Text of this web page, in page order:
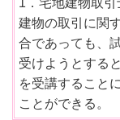
1．宅地建物取
建物の取引に関
合であっても、
受けようとする
を受講すること
ことができる。